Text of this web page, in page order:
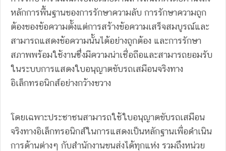
หลักการพื้นฐานของการรักษาความลับ การรักษาความถูก
ต้องของข้อความตั้งแต่การสร้างข้อความเสร็จสมบูรณ์และ
สามารถแสดงข้อความนั้นได้อย่างถูกต้อง และการรักษา
สภาพพร้อมใช้งานซึ่งมีความน่าเชื่อถือและสามารถยอมรับ
ในระบบการแสดงใบอนุญาตขับรถเสมือนจริงทาง
อิเล็กทรอนิกส์อย่างกว้างขวาง
โดยเฉพาะประชาชนสามารถใช้ใบอนุญาตขับรถเสมือน
จริงทางอิเล็กทรอนิกส์ในการแสดงเป็นหลักฐานเพื่อดำเนิน
การด้านต่างๆ กับสำนักงานขนส่งได้ทุกแห่ง รวมถึงหน่วย